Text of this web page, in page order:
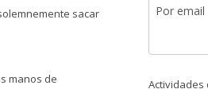
sacar
manos de
Actividades